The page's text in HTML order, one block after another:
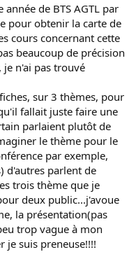
de BTS AGTL par
pour obtenir la carte de
cours concernant cette
beaucoup de précision
n'ai pas trouvé
sur 3 thèmes, pour
fallait juste faire une
parlaient plutôt de
le thème pour le
par exemple,
d'autres parlent de
trois thème que je
deux public...j'avoue
la présentation(pas
trop vague à mon
je suis preneuse!!!!